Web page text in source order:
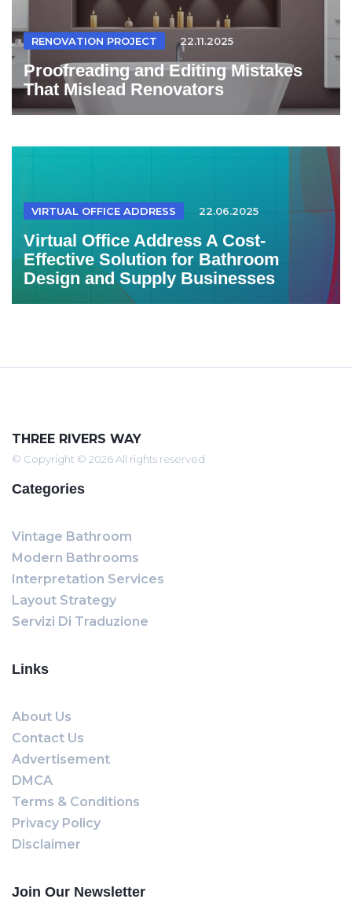
RENOVATION PROJECT 22.11.2025
Proofreading and Editing Mistakes
That Mislead Renovators
VIRTUAL OFFICE ADDRESS 22.06.2025
Virtual Office Address A Cost-
Effective Solution for Bathroom
Design and Supply Businesses
THREE RIVERS WAY
© Copyright © 2026 All rights reserved
Categories
Vintage Bathroom
Modern Bathrooms
Interpretation Services
Layout Strategy
Servizi Di Traduzione
Links
About Us
Contact Us
Advertisement
DMCA
Terms & Conditions
Privacy Policy
Disclaimer
Join Our Newsletter